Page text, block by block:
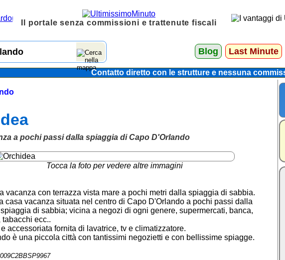
Il portale senza commissioni e trattenute fiscali
Blog Last Minute
Contatto diretto con le strutture e nessuna
a pochi passi dalla spiaggia di Capo D'Orlando
Tocca la foto per vedere altre immagini
vacanza con terrazza vista mare a pochi metri dalla spiaggia di sabbia.
casa vacanza situata nel centro di Capo D'Orlando a pochi passi dalla
di sabbia; vicina a negozi di ogni genere, supermercati, banca,
tabacchi ecc..
accessoriata fornita di lavatrice, tv e climatizzatore.
è una piccola città con tantissimi negozietti e con bellissime spiagge.